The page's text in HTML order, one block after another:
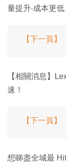
量提升‧成本更低
【下一頁】
【相關消息】
速！
【下一頁】
想睇盡全城最